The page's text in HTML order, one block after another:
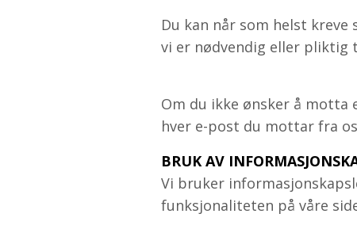
Du kan når som helst
vi er nødvendig eller pliktig
Om du ikke ønsker å motta
hver e-post du mottar fra
BRUK AV
Vi bruker
funksjonaliteten på våre